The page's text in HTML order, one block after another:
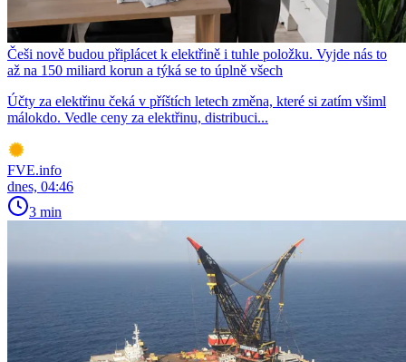
Češi nově budou připlácet k elektřině i tuhle položku. Vyjde nás to
až na 150 miliard korun a týká se to úplně všech
Účty za elektřinu čeká v příštích letech změna, které si zatím všiml
málokdo. Vedle ceny za elektřinu, distribuci...
FVE.info
dnes, 04:46
3 min